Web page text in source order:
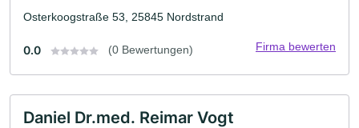
Osterkoogstraße 53, 25845 Nordstrand
0.0 (0 Bewertungen) Firma bewerten
Daniel Dr.med. Reimar Vogt